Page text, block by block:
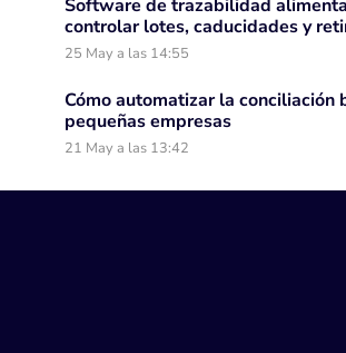
Software de trazabilidad
controlar lotes, caducidades y
25 May a las 14:55
Cómo automatizar la conciliación
pequeñas empresas
21 May a las 13:42